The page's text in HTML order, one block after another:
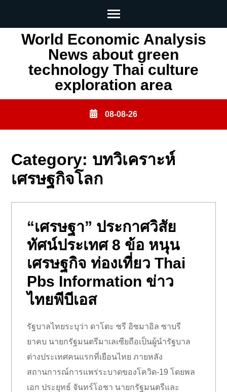
World Economic Analysis
News about green
technology Thai culture
exploration area
08-08-26
Category: บทวิเคราะห์
เศรษฐกิจโลก
“เศรษฐา” ประกาศวิสัย
ทัศน์ประเทศ 8 ข้อ หนุน
เศรษฐกิจ ท่องเที่ยว Thai
Pbs Information ข่าว
ไทยพีบีเอส
รัฐบาลไทยระบุว่า ดาโตะ ซรี อิซมาอิล ซาบรี
ยาคบ นายกรัฐมนตรีมาเลเซียถือเป็นผู้นำรัฐบาล
ต่างประเทศคนแรกที่เยือนไทย ภายหลัง
สถานการณ์การแพร่ระบาดของโควิด-19 โดยพล
เอก ประยุทธ์ จันทร์โอชา นายกรัฐมนตรีและ